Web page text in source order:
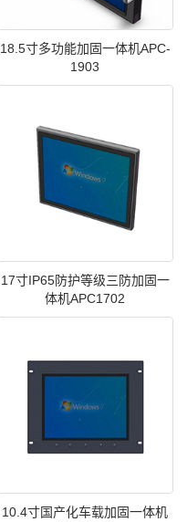
18.5寸多功能加固一体机APC-
1903
17寸IP65防护等级三防加固一
体机APC1702
10.4寸国产化车载加固一体机